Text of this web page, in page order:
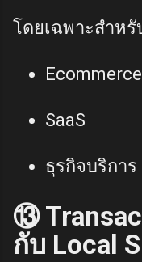
โดยเฉพาะสำหรั
Ecommerce
SaaS
ธุรกิจบริการ
⑬
กับ Local